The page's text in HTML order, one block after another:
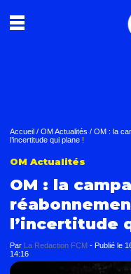
Accueil / OM Actualités / OM : la
l’incertitude qui plane !
OM Actualités
OM : la
l’incertitude
Par La Redaction FCM - Publié le
14:16